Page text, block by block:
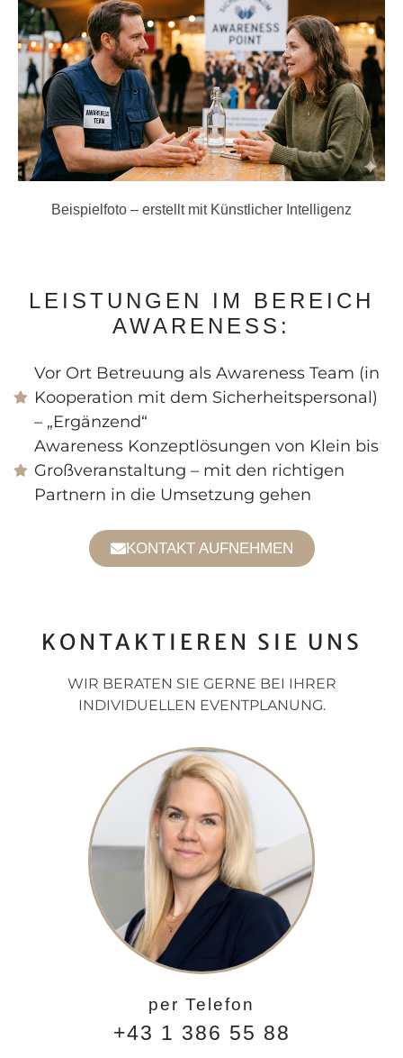
Beispielfoto – erstellt mit Künstlicher Intelligenz
LEISTUNGEN IM BEREICH
AWARENESS:
Vor Ort Betreuung als Awareness Team (in
Kooperation mit dem Sicherheitspersonal)
– „Ergänzend“
Awareness Konzeptlösungen von Klein bis
Großveranstaltung – mit den richtigen
Partnern in die Umsetzung gehen
KONTAKT AUFNEHMEN
KONTAKTIEREN SIE UNS
WIR BERATEN SIE GERNE BEI IHRER
INDIVIDUELLEN EVENTPLANUNG.
per Telefon
+43 1 386 55 88